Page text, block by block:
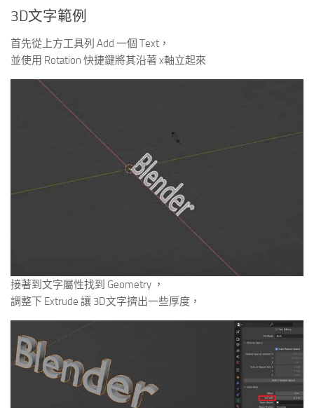
3D文字範例
首先從上方工具列 Add 一個 Text，
並使用 Rotation 快捷鍵將其沿著 x軸立起來
接著到文字屬性找到 Geometry ，
調整下 Extrude 讓 3D文字擠出一些厚度，